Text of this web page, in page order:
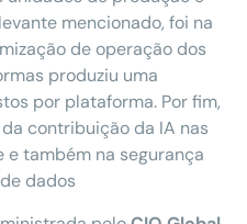
mencionado, foi na
de operação dos
produziu uma
por plataforma. Por fim,
contribuição da IA nas
também na segurança
dados